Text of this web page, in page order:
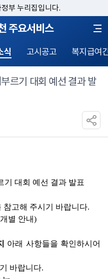
부 누리집입니다.
주요서비스
식 고시공고 복지급여
르기 대회 예선 결과 발
기 대회 예선 결과 발표
참고해 주시기 바랍니다.
별 안내)
아래 사항들을 확인하시어
바랍니다.